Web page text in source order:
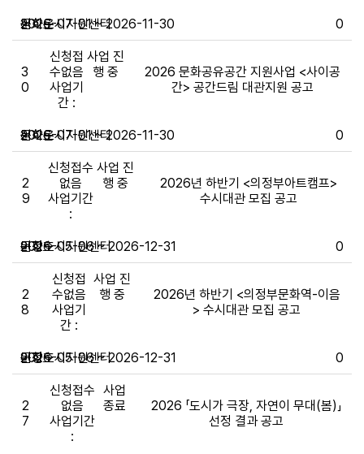
문화도시지원센터
심하은
~
2026-07-01 ~ 2026-11-30 0
3
0
신청접
수없음
사업기
간 :
사업 진
행 중
2026 문화공유공간 지원사업 <사이공
간> 공간드림 대관지원 공고
문화도시지원센터
심하은
~
2026-07-01 ~ 2026-11-30 0
2
9
신청접수
없음
사업기간
:
사업 진
행 중
2026년 하반기 <의정부아트캠프>
수시대관 모집 공고
문화도시지원센터
이정호
~
2026-05-06 ~ 2026-12-31 0
2
8
신청접
수없음
사업기
간 :
사업 진
행 중
2026년 하반기 <의정부문화역-이음
> 수시대관 모집 공고
문화도시지원센터
이정호
~
2026-05-06 ~ 2026-12-31 0
2
7
신청접수
없음
사업기간
:
사업
종료
2026 「도시가 극장, 자연이 무대(봄)」
선정 결과 공고